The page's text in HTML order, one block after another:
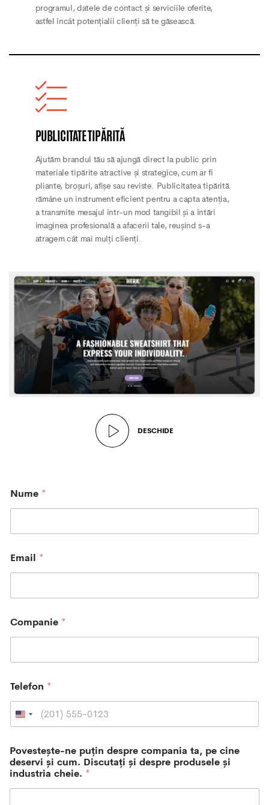
programul, datele de contact și serviciile oferite,
astfel încât potențialii clienți să te găsească.
PUBLICITATE TIPĂRITĂ
Ajutăm brandul tău să ajungă direct la public prin
materiale tipărite atractive și strategice, cum ar fi
pliante, broșuri, afișe sau reviste. Publicitatea tipărită
rămâne un instrument eficient pentru a capta atenția,
a transmite mesajul într-un mod tangibil și a întări
imaginea profesională a afacerii tale, reușind s-a
atragem cât mai mulți clienți.
DESCHIDE
Nume *
Email *
Companie *
Telefon *
U
n
t
e
Povestește-ne puțin despre compania ta, pe cine
deservi și cum. Discutați și despre produsele și
industria cheie. *